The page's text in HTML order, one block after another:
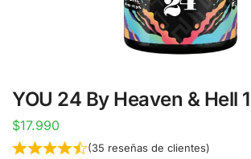
YOU 24 By Heaven & Hell
$17.990
(35 reseñas de clientes)